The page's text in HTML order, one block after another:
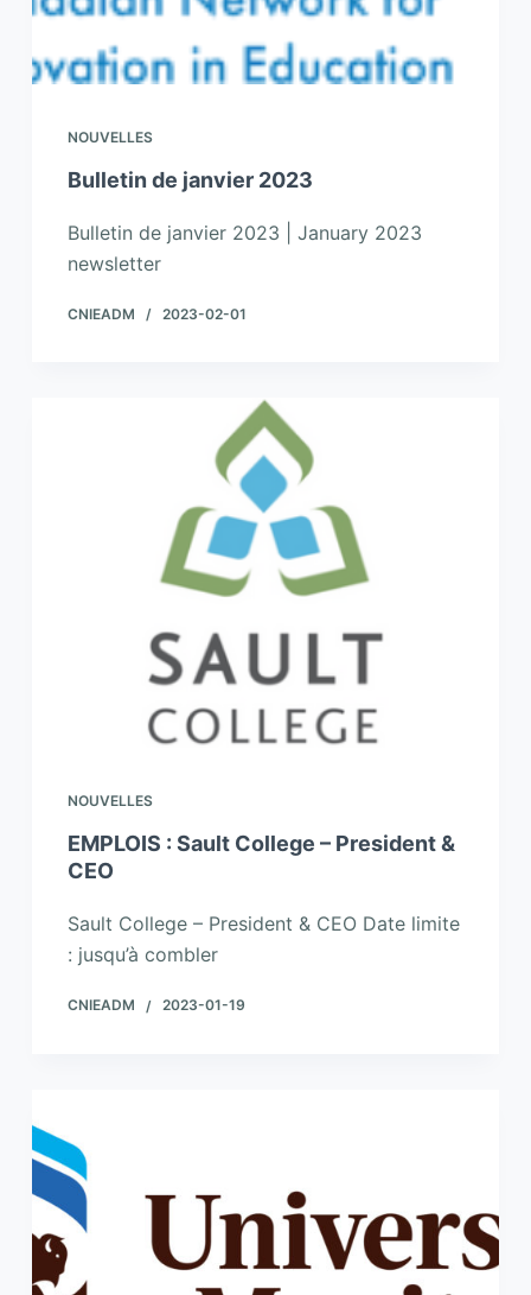
NOUVELLES
Bulletin de janvier 2023
Bulletin de janvier 2023 | January 2023
newsletter
CNIEADM 2023-02-01
NOUVELLES
EMPLOIS : Sault College – President &
CEO
Sault College – President & CEO Date limite
: jusqu’à combler
CNIEADM 2023-01-19